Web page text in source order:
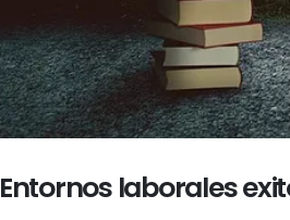
Entornos laborales